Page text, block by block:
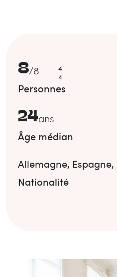
8/8
4
4
Personnes
24ans
Âge médian
Allemagne, Espagne,
Nationalité